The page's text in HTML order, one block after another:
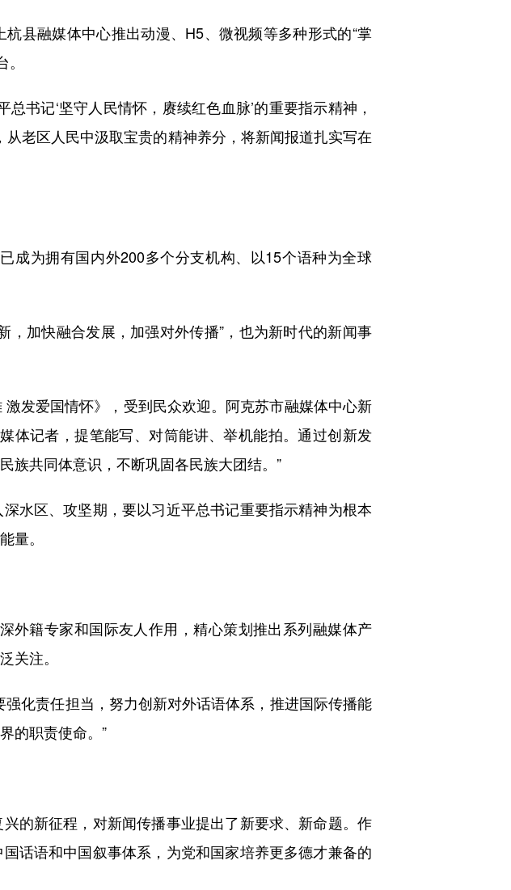
融媒体中心推出动漫、H5、微视频等多种形式的“掌
记‘坚守人民情怀，赓续红色血脉’的重要指示精神，
老区人民中汲取宝贵的精神养分，将新闻报道扎实写在
成为拥有国内外200多个分支机构、以15个语种为全球
快融合发展，加强对外传播”，也为新时代的新闻事
发爱国情怀》，受到民众欢迎。阿克苏市融媒体中心新
体记者，提笔能写、对筒能讲、举机能拍。通过创新发
族共同体意识，不断巩固各民族大团结。”
区、攻坚期，要以习近平总书记重要指示精神为根本
量。
籍专家和国际友人作用，精心策划推出系列融媒体产
关注。
化责任担当，努力创新对外话语体系，推进国际传播能
的职责使命。”
新征程，对新闻传播事业提出了新要求、新命题。作
话语和中国叙事体系，为党和国家培养更多德才兼备的